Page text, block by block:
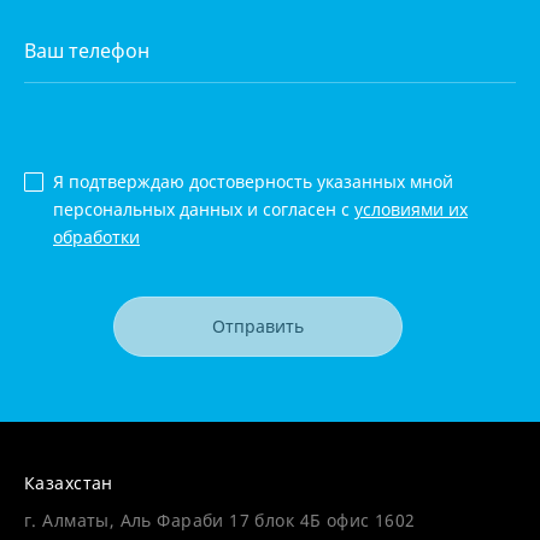
Отправить
Я подтверждаю достоверность указанных мной
персональных данных и согласен с условиями их
обработки
Казахстан
г. Алматы, Аль Фараби 17 блок 4Б офис 1602